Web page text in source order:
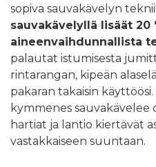
sopiva sauvakävelyn
sauvakävelyllä lisäät 20
aineenvaihdunnallista
palautat istumisesta
rintarangan, kipeän
pakaran takaisin
kymmenes sauvakävelee
hartiat ja lantio kiertävät
vastakkaiseen suuntaan.